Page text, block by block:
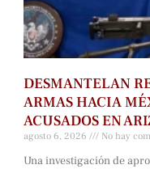
DESMANTELAN
ARMAS HACIA
ACUSADOS EN
agosto 6, 2026 No hay
Una investigación de